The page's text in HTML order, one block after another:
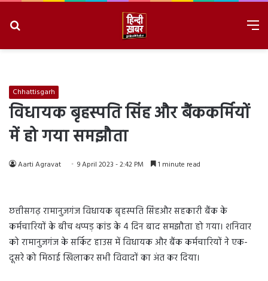
Chhattisgarh
विधायक बृहस्पति सिंह और बैंककर्मियों
में हो गया समझौता
Aarti Agravat 9 April 2023 - 2:42 PM 1 minute read
छत्तीसगढ़ रामानुजगंज विधायक बृहस्पति सिंहऔर सहकारी बैंक के
कर्मचारियों के बीच थप्पड़ कांड के 4 दिन बाद समझौता हो गया। शनिवार
को रामानुजगंज के सर्किट हाउस में विधायक और बैंक कर्मचारियों ने एक-
दूसरे को मिठाई खिलाकर सभी विवादों का अंत कर दिया।